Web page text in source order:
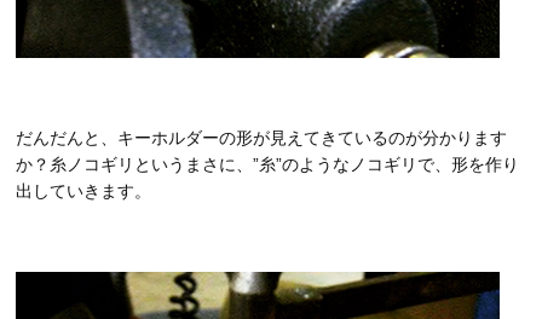
だんだんと、キーホルダーの形が見えてきているのが分かります
か？糸ノコギリというまさに、”糸”のようなノコギリで、形を作り
出していきます。